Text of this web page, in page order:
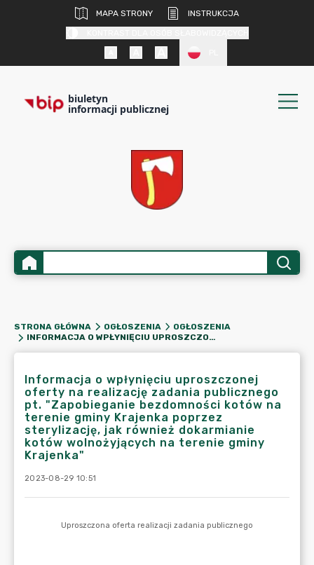
MAPA STRONY
INSTRUKCJA
biuletyn
informacji publicznej
STRONA GŁÓWNA OGŁOSZENIA
OGŁOSZENIA
INFORMACJA O WPŁYNIĘCIU UPROSZCZONEJ OFERTY NA REALIZACJĘ ZADANIA PUBLICZNEGO PT. "ZAPOBIEGANIE BEZDOMNOŚCI KOTÓW NA TERENIE GMINY KRAJENKA POPRZEZ STERYLIZACJĘ, JAK RÓWNIEŻ DOKARMIANIE KOTÓW WOLNOŻYJĄCYCH NA TERENIE GMINY KRAJENKA"
Informacja o wpłynięciu uproszczonej
oferty na realizację zadania publicznego
pt. "Zapobieganie bezdomności kotów na
terenie gminy Krajenka poprzez
sterylizację, jak również dokarmianie
kotów wolnożyjących na terenie gminy
Krajenka"
2023-08-29 10:51